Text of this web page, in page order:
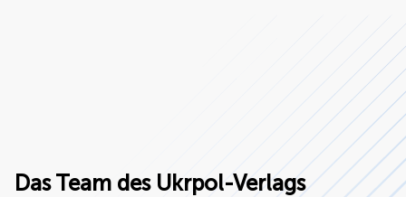
Das Team des Ukrpol-Verlags